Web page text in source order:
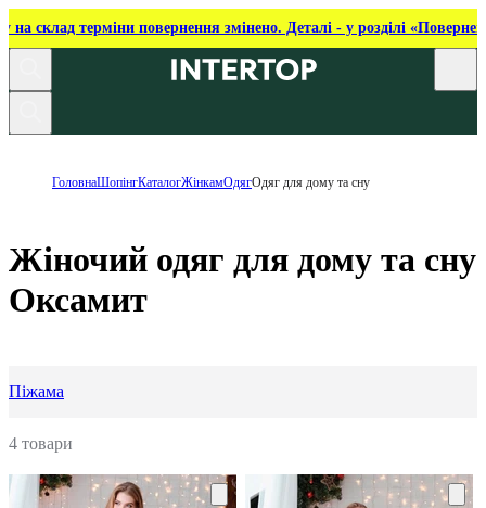
на склад терміни повернення змінено. Деталі - у розділі
ГоловнаШопінгКаталогЖінкамОдягОдяг для дому та сну
Жіночий одяг для дому та сну
Оксамит
Піжама
4 товари